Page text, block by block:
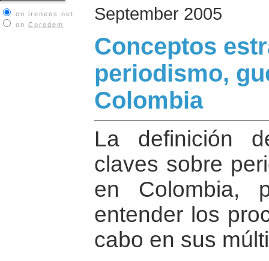
on irenees.net
on Coredem
September 2005
Conceptos
periodismo,
Colombia
La definición
claves sobre
en Colombia,
entender los
cabo en sus